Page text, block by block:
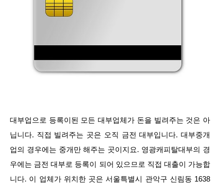
대부업으로 등록이된 모든 대부업체가 돈을 빌려주는 것은 아
닙니다. 직접 빌려주는 곳은 오직 금전 대부입니다. 대부중개
업의 경우에는 중개만 해주는 곳이지요. 영광캐피탈대부의 경
우에는 금전 대부로 등록이 되어 있으므로 직접 대출이 가능합
니다. 이 업체가 위치한 곳은 서울특별시 관악구 신림동 1638